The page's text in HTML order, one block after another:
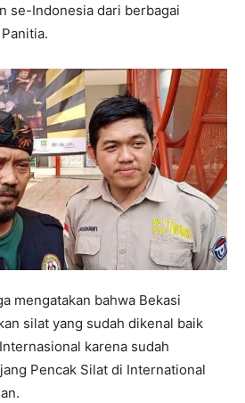
se-Indonesia dari berbagai
mengatakan bahwa Bekasi
silat yang sudah dikenal baik
karena sudah
Pencak Silat di International